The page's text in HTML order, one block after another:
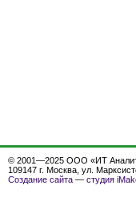
© 2001—2025 ООО «ИТ
109147 г. Москва, ул.
Создание сайта — студия